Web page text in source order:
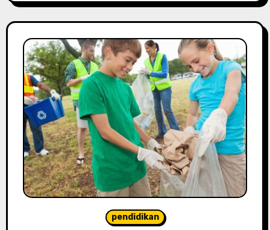
pendidikan